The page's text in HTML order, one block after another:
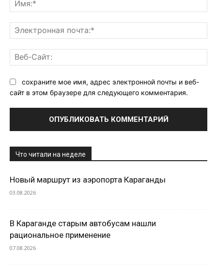
сохраните мое имя, адрес электронной почты и веб-
сайт в этом браузере для следующего комментария.
Что читали на неделе
Новый маршрут из аэропорта Караганды
03.08.2026
В Караганде старым автобусам нашли
рациональное применение
07.08.2026